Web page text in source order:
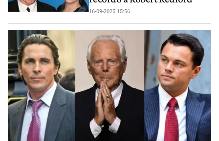
16-09-2025 15:56